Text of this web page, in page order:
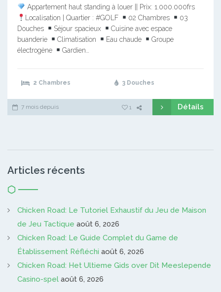
Appartement haut standing à louer || Prix: 1.000.000frs
Localisation | Quartier : #GOLF
02 Chambres
03
Douches
Séjour spacieux
Cuisine avec espace
buanderie
Climatisation Eau chaude
Groupe
électrogène
Gardien…
2 Chambres 3 Douches
7 mois depuis 1 Détails
Articles récents
Chicken Road: Le Tutoriel Exhaustif du Jeu de Maison
de Jeu Tactique août 6, 2026
Chicken Road: Le Guide Complet du Game de
Établissement Réfléchi août 6, 2026
Chicken Road: Het Ultieme Gids over Dit Meeslepende
Casino-spel août 6, 2026